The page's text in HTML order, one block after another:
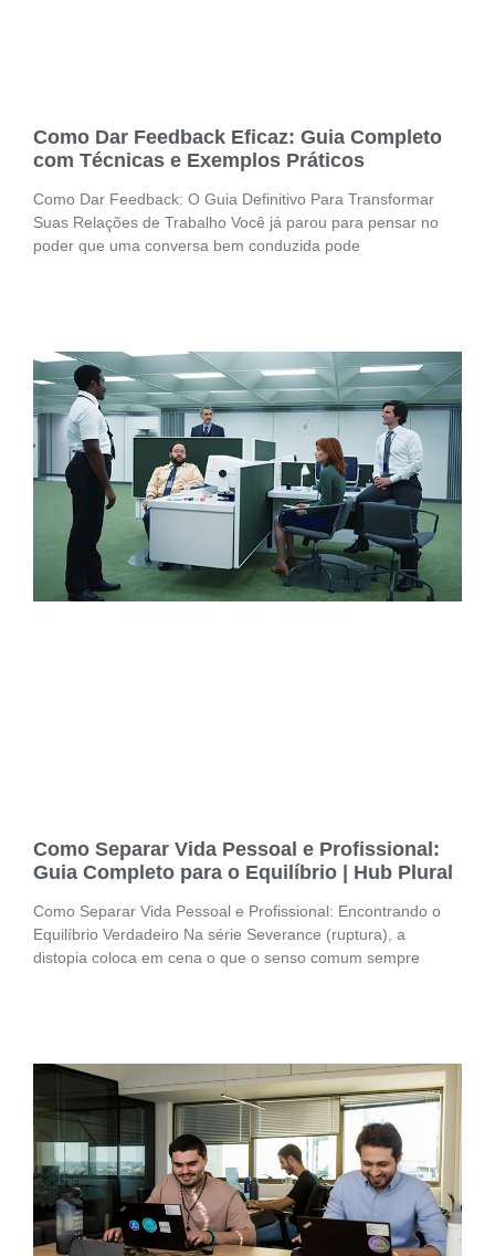
Como Dar Feedback Eficaz: Guia Completo
com Técnicas e Exemplos Práticos
Como Dar Feedback: O Guia Definitivo Para Transformar
Suas Relações de Trabalho Você já parou para pensar no
poder que uma conversa bem conduzida pode
Como Separar Vida Pessoal e Profissional:
Guia Completo para o Equilíbrio | Hub Plural
Como Separar Vida Pessoal e Profissional: Encontrando o
Equilíbrio Verdadeiro Na série Severance (ruptura), a
distopia coloca em cena o que o senso comum sempre